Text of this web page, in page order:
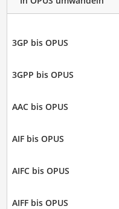
3GP bis OPUS
3GPP bis OPUS
AAC bis OPUS
AIF bis OPUS
AIFC bis OPUS
AIFF bis OPUS